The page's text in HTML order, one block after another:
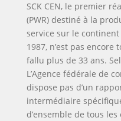
SCK CEN, le premier
(PWR) destiné à la
service sur le
1987, n’est pas
fallu plus de 33 ans.
L’Agence fédérale de
dispose pas d’un
intermédiaire
d’ensemble de tous